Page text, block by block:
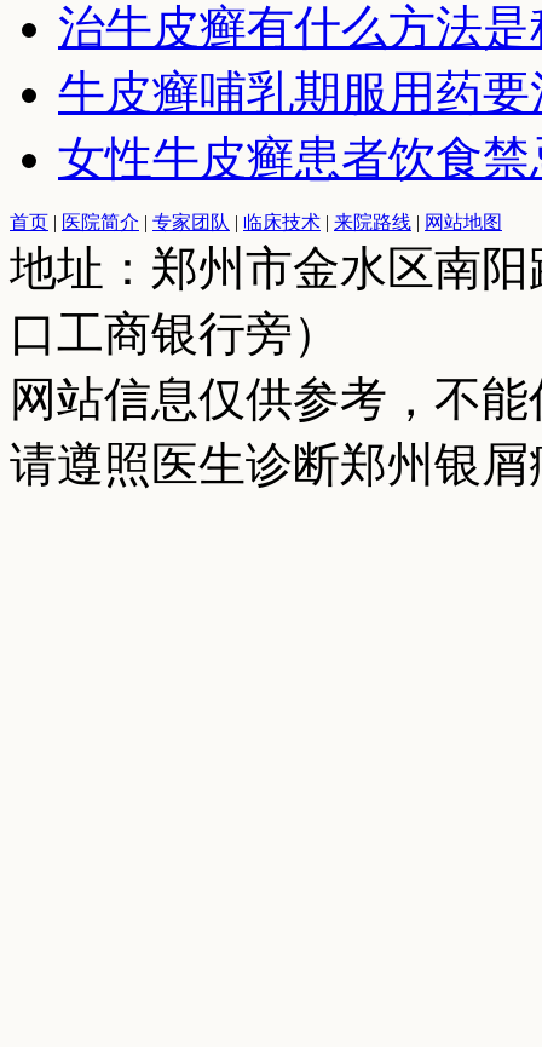
治牛皮癣有什么方法
牛皮癣哺乳期服用药
女性牛皮癣患者饮食禁
首页 | 医院简介 | 专家团队 | 临床技术 | 来院路线 | 网站地图
地址：郑州市金水区南
口工商银行旁）
网站信息仅供参考，不
请遵照医生诊断郑州银